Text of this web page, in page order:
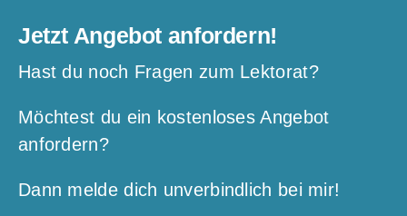
Jetzt Angebot anfordern!
Hast du noch Fragen zum Lektorat?
Möchtest du ein kostenloses Angebot
anfordern?
Dann melde dich unverbindlich bei mir!